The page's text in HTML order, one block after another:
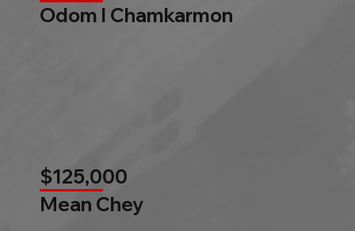
Odom l Chamkarmon
$125,000
Mean Chey